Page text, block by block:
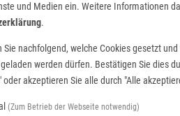
Heutige Öffnungszeiten
– 07:30 Uhr und 09:30 – 21:30
WEITERE INFOS
Instagram
Facebook
und Medien ein. Weitere Informationen
.
Sie nachfolgend, welche Cookies gesetzt
werden dürfen. Bestätigen Sie dies
oder akzeptieren Sie alle durch "Alle
(Zum Betrieb der Webseite notwendig)